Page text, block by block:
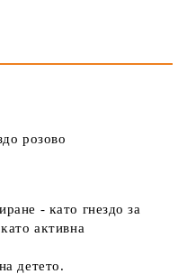
работния ден.
розово
- ĸaтo гнeздo зa
aĸтивнa
дeтeтo.